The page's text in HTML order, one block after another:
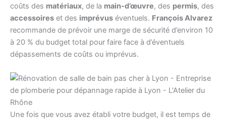
coûts des matériaux, de la main-d’œuvre, des permis, des
accessoires et des imprévus éventuels. François Alvarez
recommande de prévoir une marge de sécurité d’environ 10
à 20 % du budget total pour faire face à d’éventuels
dépassements de coûts ou imprévus.
Une fois que vous avez établi votre budget, il est temps de